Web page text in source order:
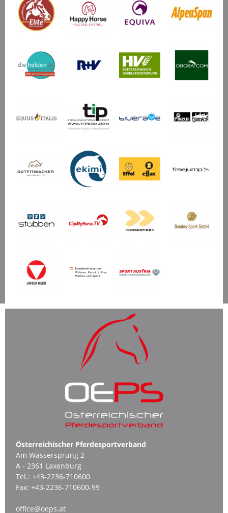
Österreichischer Pferdesportverband
Am Wassersprung 2
A - 2361 Laxenburg
Tel.: +43-2236-710600
Fax: +43-2236-710600-99
office@oeps.at